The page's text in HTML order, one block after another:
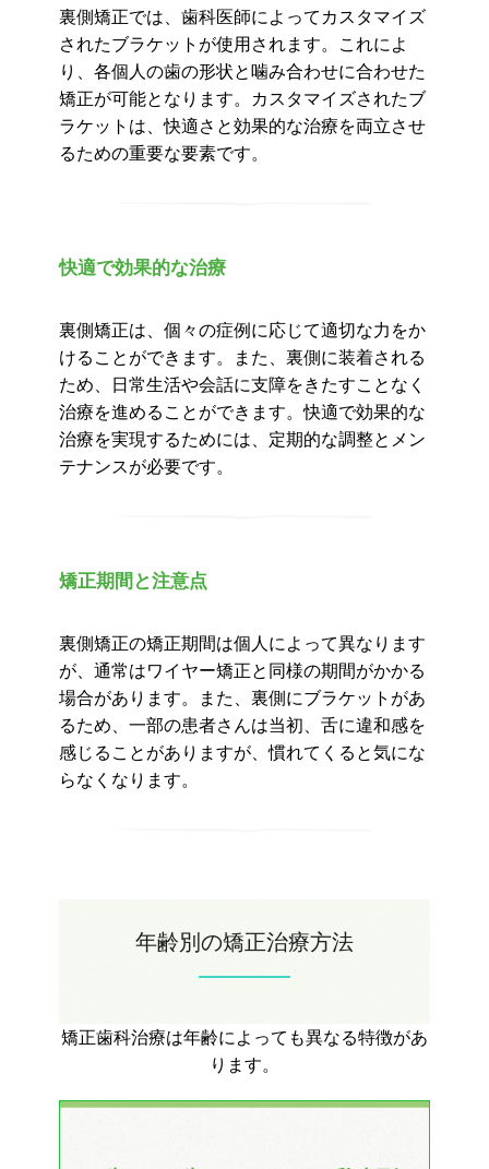
裏側矯正では、歯科医師によってカスタマイズ
されたブラケットが使用されます。これによ
り、各個人の歯の形状と噛み合わせに合わせた
矯正が可能となります。カスタマイズされたブ
ラケットは、快適さと効果的な治療を両立させ
るための重要な要素です。
快適で効果的な治療
裏側矯正は、個々の症例に応じて適切な力をか
けることができます。また、裏側に装着される
ため、日常生活や会話に支障をきたすことなく
治療を進めることができます。快適で効果的な
治療を実現するためには、定期的な調整とメン
テナンスが必要です。
矯正期間と注意点
裏側矯正の矯正期間は個人によって異なります
が、通常はワイヤー矯正と同様の期間がかかる
場合があります。また、裏側にブラケットがあ
るため、一部の患者さんは当初、舌に違和感を
感じることがありますが、慣れてくると気にな
らなくなります。
年齢別の矯正治療方法
矯正歯科治療は年齢によっても異なる特徴があ
ります。